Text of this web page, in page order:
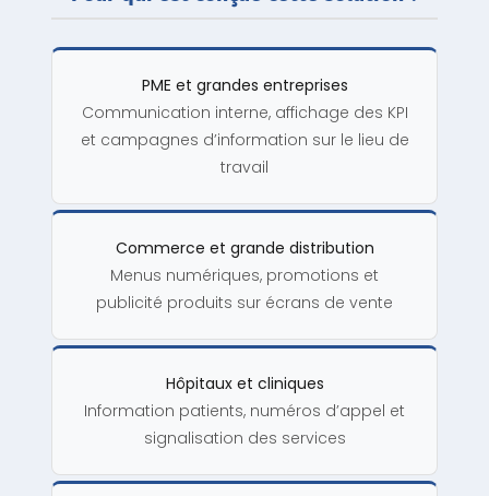
PME et grandes entreprises
Communication interne, affichage des KPI
et campagnes d’information sur le lieu de
travail
Commerce et grande distribution
Menus numériques, promotions et
publicité produits sur écrans de vente
Hôpitaux et cliniques
Information patients, numéros d’appel et
signalisation des services